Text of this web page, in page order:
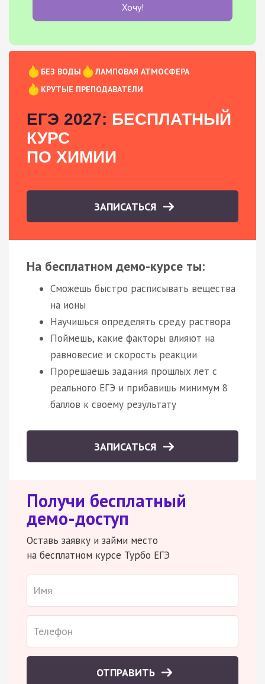
Хочу!
БЕЗ ВОДЫ
ЛАМПОВАЯ АТМОСФЕРА
КРУТЫЕ ПРЕПОДАВАТЕЛИ
ЕГЭ 2027: БЕСПЛАТНЫЙ
КУРС
ПО ХИМИИ
ЗАПИСАТЬСЯ
На бесплатном демо-курсе ты:
Сможешь быстро расписывать вещества
на ионы
Научишься определять среду раствора
Поймешь, какие факторы влияют на
равновесие и скорость реакции
Прорешаешь задания прошлых лет с
реального ЕГЭ и прибавишь минимум 8
баллов к своему результату
ЗАПИСАТЬСЯ
Получи бесплатный
демо-доступ
Оставь заявку и займи место
на бесплатном курсе Турбо ЕГЭ
ОТПРАВИТЬ